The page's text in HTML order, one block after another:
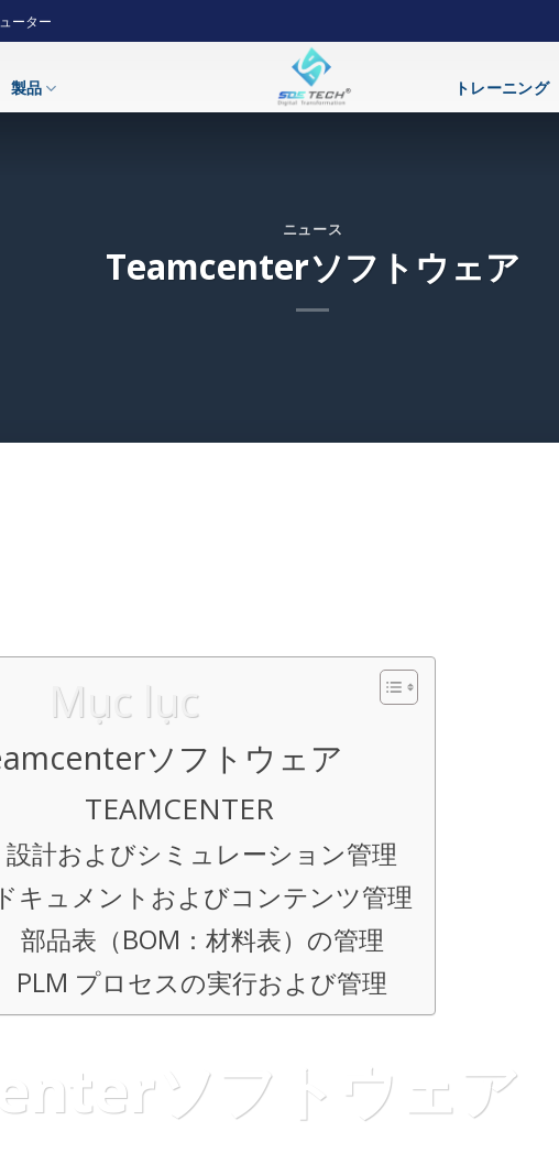
ーター
製品 トレーニング
ニュース
Teamcenterソフトウェア
Mục lục
ソフトウェア
TEAMCENTER
設計およびシミュレーション管理
ドキュメントおよびコンテンツ管理
部品表（BOM：材料表）の管理
PLM プロセスの実行および管理
ソフトウェア